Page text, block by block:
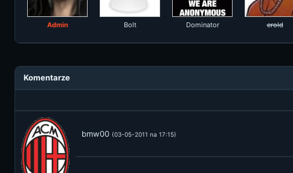
Admin Bolt Dominator erold
Komentarze
bmw00 (03-05-2011 na 17:15)